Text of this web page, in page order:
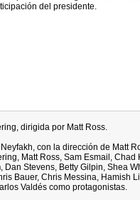
del presidente.
dirigida por Matt Ross.
con la dirección de Matt
Matt Ross, Sam Esmail, Chad
, Dan Stevens, Betty Gilpin, Shea
Bauer, Chris Messina, Hamish
Valdés como protagonistas.